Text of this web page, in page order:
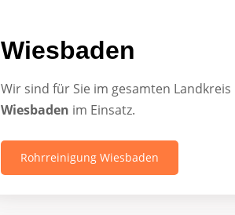
Wiesbaden
Wir sind für Sie im gesamten Landkreis
Wiesbaden im Einsatz.
Rohrreinigung Wiesbaden